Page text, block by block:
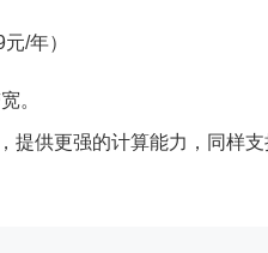
/年）
。
提供更强的计算能力，同样支